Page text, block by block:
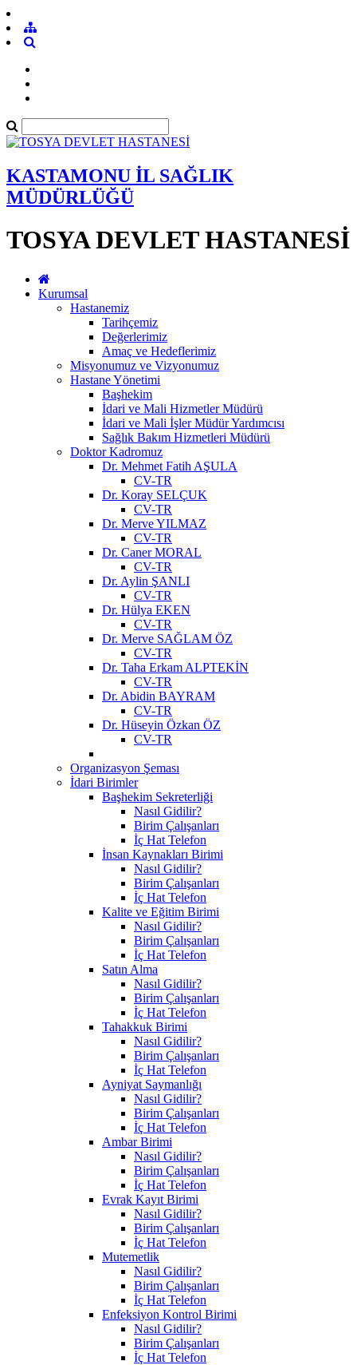
KASTAMONU İL SAĞLIK
MÜDÜRLÜĞÜ
TOSYA DEVLET HASTANESİ
Kurumsal
Hastanemiz
Tarihçemiz
Değerlerimiz
Amaç ve Hedeflerimiz
Misyonumuz ve Vizyonumuz
Hastane Yönetimi
Başhekim
İdari ve Mali Hizmetler Müdürü
İdari ve Mali İşler Müdür Yardımcısı
Sağlık Bakım Hizmetleri Müdürü
Doktor Kadromuz
Dr. Mehmet Fatih AŞULA
CV-TR
Dr. Koray SELÇUK
CV-TR
Dr. Merve YILMAZ
CV-TR
Dr. Caner MORAL
CV-TR
Dr. Aylin ŞANLI
CV-TR
Dr. Hülya EKEN
CV-TR
Dr. Merve SAĞLAM ÖZ
CV-TR
Dr. Taha Erkam ALPTEKİN
CV-TR
Dr. Abidin BAYRAM
CV-TR
Dr. Hüseyin Özkan ÖZ
CV-TR
Organizasyon Şeması
İdari Birimler
Başhekim Sekreterliği
Nasıl Gidilir?
Birim Çalışanları
İç Hat Telefon
İnsan Kaynakları Birimi
Nasıl Gidilir?
Birim Çalışanları
İç Hat Telefon
Kalite ve Eğitim Birimi
Nasıl Gidilir?
Birim Çalışanları
İç Hat Telefon
Satın Alma
Nasıl Gidilir?
Birim Çalışanları
İç Hat Telefon
Tahakkuk Birimi
Nasıl Gidilir?
Birim Çalışanları
İç Hat Telefon
Ayniyat Saymanlığı
Nasıl Gidilir?
Birim Çalışanları
İç Hat Telefon
Ambar Birimi
Nasıl Gidilir?
Birim Çalışanları
İç Hat Telefon
Evrak Kayıt Birimi
Nasıl Gidilir?
Birim Çalışanları
İç Hat Telefon
Mutemetlik
Nasıl Gidilir?
Birim Çalışanları
İç Hat Telefon
Enfeksiyon Kontrol Birimi
Nasıl Gidilir?
Birim Çalışanları
İç Hat Telefon